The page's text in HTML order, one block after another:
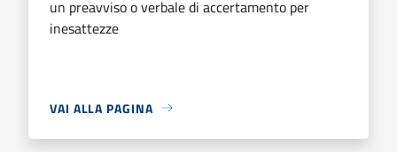
un preavviso o verbale di accertamento per
inesattezze
VAI ALLA PAGINA